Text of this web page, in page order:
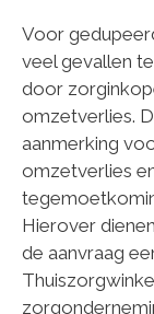
Voor
veel gevallen
door
omzetverlies.
aanmerking
omzetverlies
Hierover
de aanvraag